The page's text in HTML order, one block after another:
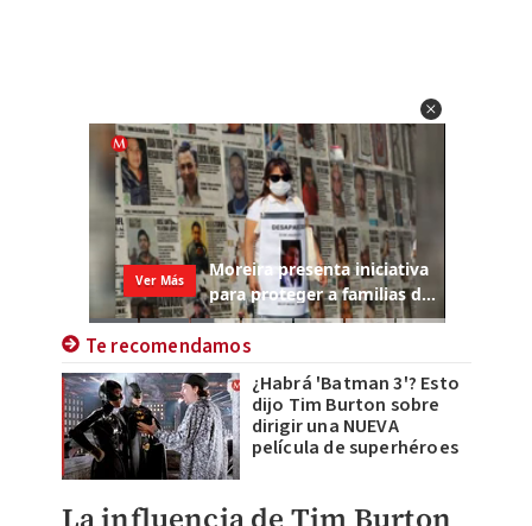
Te recomendamos
¿Habrá 'Batman 3'? Esto
dijo Tim Burton sobre
dirigir una NUEVA
película de superhéroes
La influencia de Tim Burton